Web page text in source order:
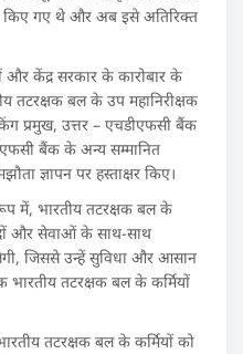
किए गए थे और अब इसे अतिरिक्त
केंद्र सरकार के कारोबार के
तटरक्षक बल के उप महानिरीक्षक
प्रमुख, उत्तर – एचडीएफसी बैंक
बैंक के अन्य सम्मानित
ज्ञापन पर हस्ताक्षर किए।
में, भारतीय तटरक्षक बल के
और सेवाओं के साथ-साथ
जिससे उन्हें सुविधा और आसान
तटरक्षक बल के कर्मियों
तटरक्षक बल के कर्मियों को